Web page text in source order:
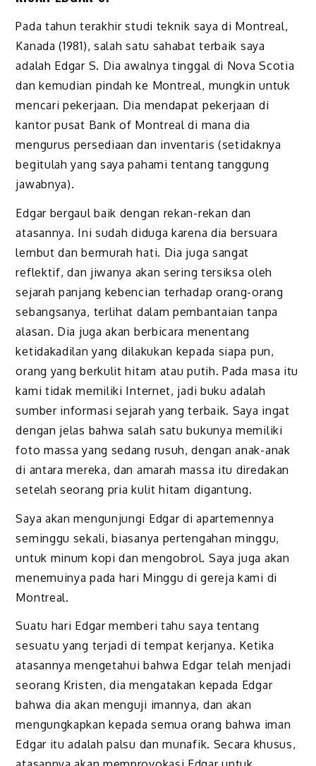
Pada tahun terakhir studi teknik saya di Montreal,
Kanada (1981), salah satu sahabat terbaik saya
adalah Edgar S. Dia awalnya tinggal di Nova Scotia
dan kemudian pindah ke Montreal, mungkin untuk
mencari pekerjaan. Dia mendapat pekerjaan di
kantor pusat Bank of Montreal di mana dia
mengurus persediaan dan inventaris (setidaknya
begitulah yang saya pahami tentang tanggung
jawabnya).
Edgar bergaul baik dengan rekan-rekan dan
atasannya. Ini sudah diduga karena dia bersuara
lembut dan bermurah hati. Dia juga sangat
reflektif, dan jiwanya akan sering tersiksa oleh
sejarah panjang kebencian terhadap orang-orang
sebangsanya, terlihat dalam pembantaian tanpa
alasan. Dia juga akan berbicara menentang
ketidakadilan yang dilakukan kepada siapa pun,
orang yang berkulit hitam atau putih. Pada masa itu
kami tidak memiliki Internet, jadi buku adalah
sumber informasi sejarah yang terbaik. Saya ingat
dengan jelas bahwa salah satu bukunya memiliki
foto massa yang sedang rusuh, dengan anak-anak
di antara mereka, dan amarah massa itu diredakan
setelah seorang pria kulit hitam digantung.
Saya akan mengunjungi Edgar di apartemennya
seminggu sekali, biasanya pertengahan minggu,
untuk minum kopi dan mengobrol. Saya juga akan
menemuinya pada hari Minggu di gereja kami di
Montreal.
Suatu hari Edgar memberi tahu saya tentang
sesuatu yang terjadi di tempat kerjanya. Ketika
atasannya mengetahui bahwa Edgar telah menjadi
seorang Kristen, dia mengatakan kepada Edgar
bahwa dia akan menguji imannya, dan akan
mengungkapkan kepada semua orang bahwa iman
Edgar itu adalah palsu dan munafik. Secara khusus,